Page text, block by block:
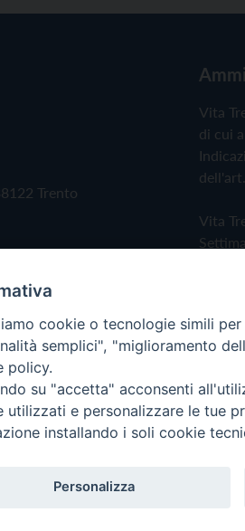
Trento
Vita
di cui
Vita
diritti riservati - Vita Trentina
cookie o tecnologie simili
semplici", "miglioramento
policy.
su "accetta" acconsenti
utilizzati e personalizzare le tue
installando i soli cookie
Personalizza